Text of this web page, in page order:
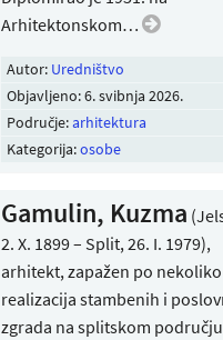
Arhitektonskom…
Autor: Uredništvo
Objavljeno:6. svibnja 2026.
Područje:arhitektura
Kategorija:osobe
Gamulin, Kuzma
2. X. 1899 – Split, 26. I. 1979),
arhitekt, zapažen po nekoliko
realizacija stambenih i
zgrada na splitskom